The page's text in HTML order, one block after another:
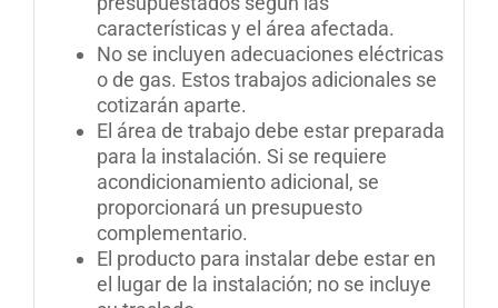
características y el área afectada.
No se incluyen adecuaciones eléctricas
o de gas. Estos trabajos adicionales se
cotizarán aparte.
El área de trabajo debe estar preparada
para la instalación. Si se requiere
acondicionamiento adicional, se
proporcionará un presupuesto
complementario.
El producto para instalar debe estar en
el lugar de la instalación; no se incluye